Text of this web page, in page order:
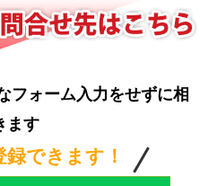
フォーム入力をせずに相
ます
できます！